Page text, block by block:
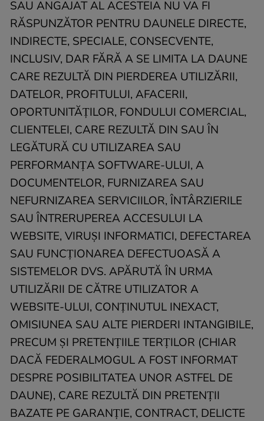
SAU ANGAJAT AL ACESTEIA NU VA FI
RĂSPUNZĂTOR PENTRU DAUNELE DIRECTE,
INDIRECTE, SPECIALE, CONSECVENTE,
INCLUSIV, DAR FĂRĂ A SE LIMITA LA DAUNE
CARE REZULTĂ DIN PIERDEREA UTILIZĂRII,
DATELOR, PROFITULUI, AFACERII,
OPORTUNITĂȚILOR, FONDULUI COMERCIAL,
CLIENTELEI, CARE REZULTĂ DIN SAU ÎN
LEGĂTURĂ CU UTILIZAREA SAU
PERFORMANȚA SOFTWARE-ULUI, A
DOCUMENTELOR, FURNIZAREA SAU
NEFURNIZAREA SERVICIILOR, ÎNTÂRZIERILE
SAU ÎNTRERUPEREA ACCESULUI LA
WEBSITE, VIRUȘI INFORMATICI, DEFECTAREA
SAU FUNCȚIONAREA DEFECTUOASĂ A
SISTEMELOR DVS. APĂRUTĂ ÎN URMA
UTILIZĂRII DE CĂTRE UTILIZATOR A
WEBSITE-ULUI, CONȚINUTUL INEXACT,
OMISIUNEA SAU ALTE PIERDERI INTANGIBILE,
PRECUM ȘI PRETENȚIILE TERȚILOR (CHIAR
DACĂ FEDERALMOGUL A FOST INFORMAT
DESPRE POSIBILITATEA UNOR ASTFEL DE
DAUNE), CARE REZULTĂ DIN PRETENȚII
BAZATE PE GARANȚIE, CONTRACT, DELICTE